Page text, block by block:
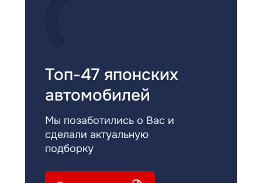
Топ-47 японских
автомобилей
Мы позаботились о Вас и
сделали актуальную
подборку